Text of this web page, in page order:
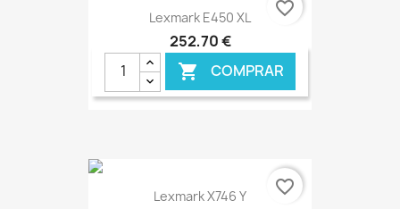
Lexmark E450 XL
252,70 €
 COMPRAR
€ ONLINE
favorite_border
Lexmark X746 Y favorite_border